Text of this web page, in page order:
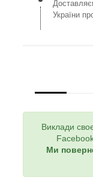
України
Виклади
Ми